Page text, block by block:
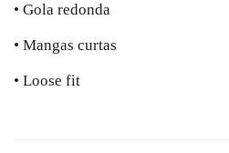
• Gola redonda
• Mangas curtas
• Loose fit